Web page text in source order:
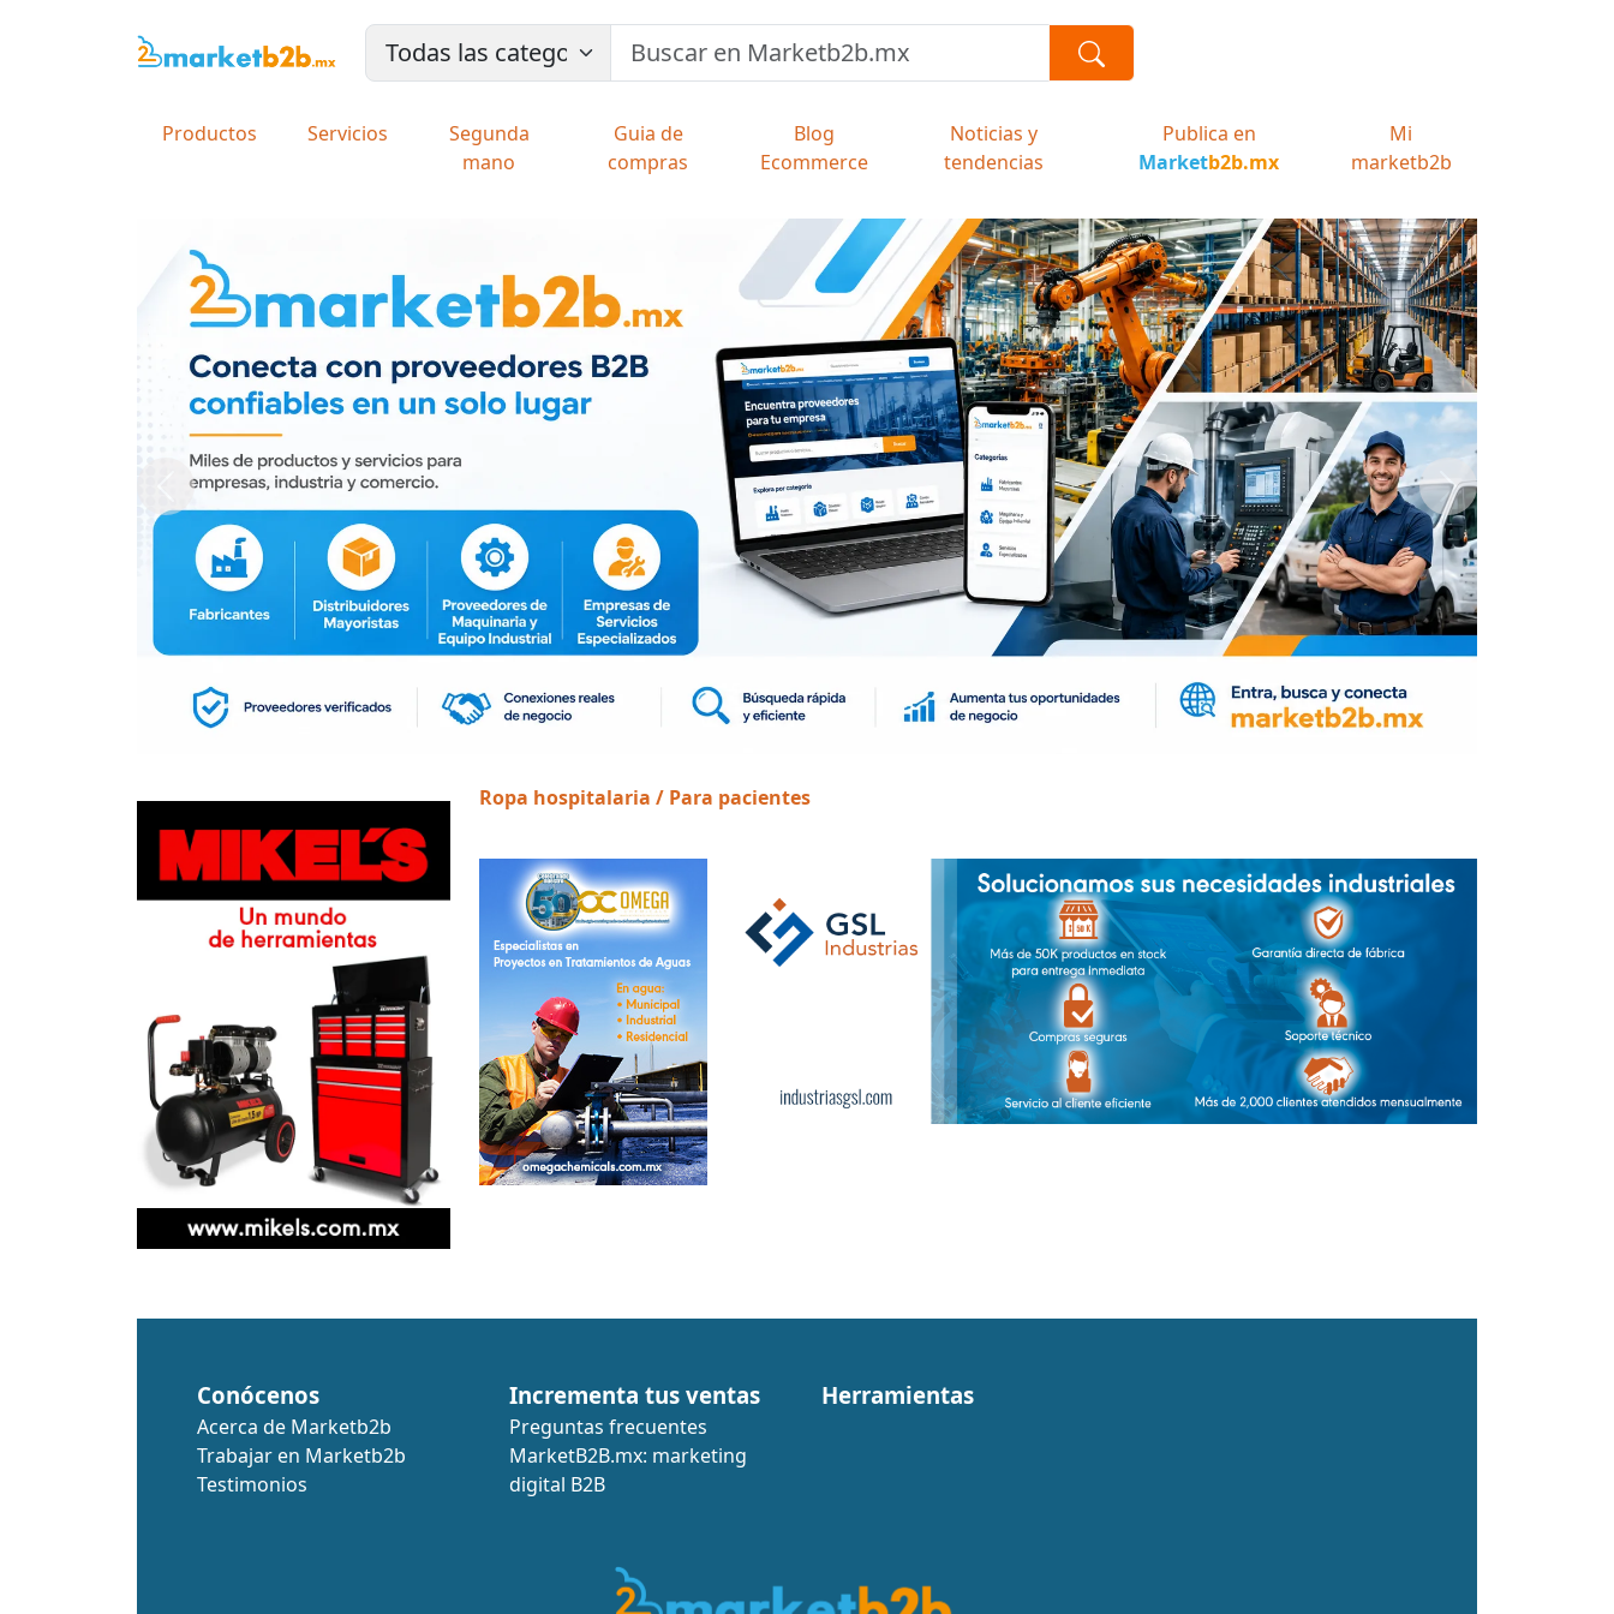
Productos Servicios
Segunda
mano
Guia de
compras
Blog
Ecommerce
Noticias y
tendencias
Publica en
Marketb2b.mx
Mi
marketb2b
Previous Next
Ropa hospitalaria / Para pacientes
Conócenos
Acerca de Marketb2b
Trabajar en Marketb2b
Testimonios
Incrementa tus ventas
Preguntas frecuentes
MarketB2B.mx: marketing
digital B2B
Herramientas